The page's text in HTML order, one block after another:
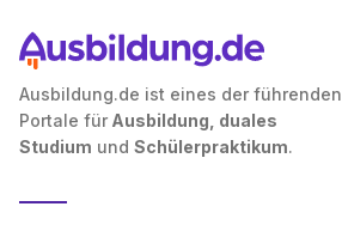
Ausbildung.de ist eines der führenden
Portale für Ausbildung, duales
Studium und Schülerpraktikum.